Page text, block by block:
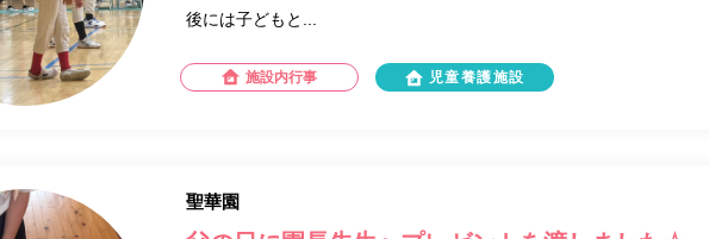
後には子どもと...
施設内行事 児童養護施設
聖華園